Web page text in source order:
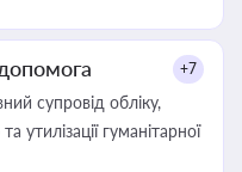
+7
супровід обліку,
гуманітарної